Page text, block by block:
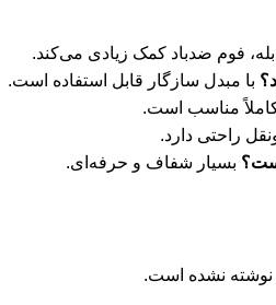
بله، فوم ضدباد کمک زیادی می‌کند.
با مبدل سازگار قابل استفاده است.
مناسب است.
راحتی دارد.
بسیار شفاف و حرفه‌ای.
نوشته نشده است.